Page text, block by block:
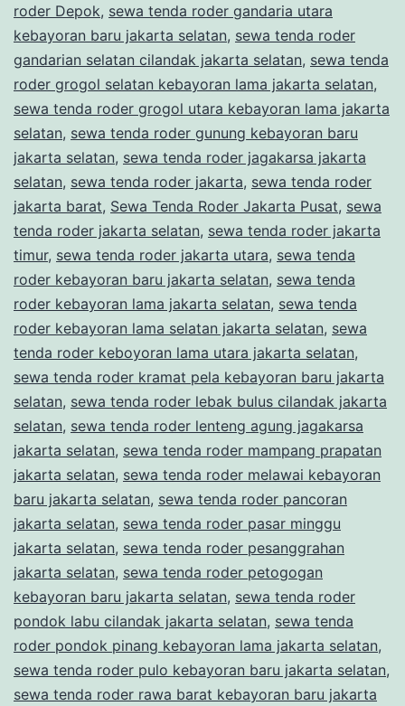
roder Depok, sewa tenda roder gandaria utara
kebayoran baru jakarta selatan, sewa tenda roder
gandarian selatan cilandak jakarta selatan, sewa tenda
roder grogol selatan kebayoran lama jakarta selatan,
sewa tenda roder grogol utara kebayoran lama jakarta
selatan, sewa tenda roder gunung kebayoran baru
jakarta selatan, sewa tenda roder jagakarsa jakarta
selatan, sewa tenda roder jakarta, sewa tenda roder
jakarta barat, Sewa Tenda Roder Jakarta Pusat, sewa
tenda roder jakarta selatan, sewa tenda roder jakarta
timur, sewa tenda roder jakarta utara, sewa tenda
roder kebayoran baru jakarta selatan, sewa tenda
roder kebayoran lama jakarta selatan, sewa tenda
roder kebayoran lama selatan jakarta selatan, sewa
tenda roder keboyoran lama utara jakarta selatan,
sewa tenda roder kramat pela kebayoran baru jakarta
selatan, sewa tenda roder lebak bulus cilandak jakarta
selatan, sewa tenda roder lenteng agung jagakarsa
jakarta selatan, sewa tenda roder mampang prapatan
jakarta selatan, sewa tenda roder melawai kebayoran
baru jakarta selatan, sewa tenda roder pancoran
jakarta selatan, sewa tenda roder pasar minggu
jakarta selatan, sewa tenda roder pesanggrahan
jakarta selatan, sewa tenda roder petogogan
kebayoran baru jakarta selatan, sewa tenda roder
pondok labu cilandak jakarta selatan, sewa tenda
roder pondok pinang kebayoran lama jakarta selatan,
sewa tenda roder pulo kebayoran baru jakarta selatan,
sewa tenda roder rawa barat kebayoran baru jakarta